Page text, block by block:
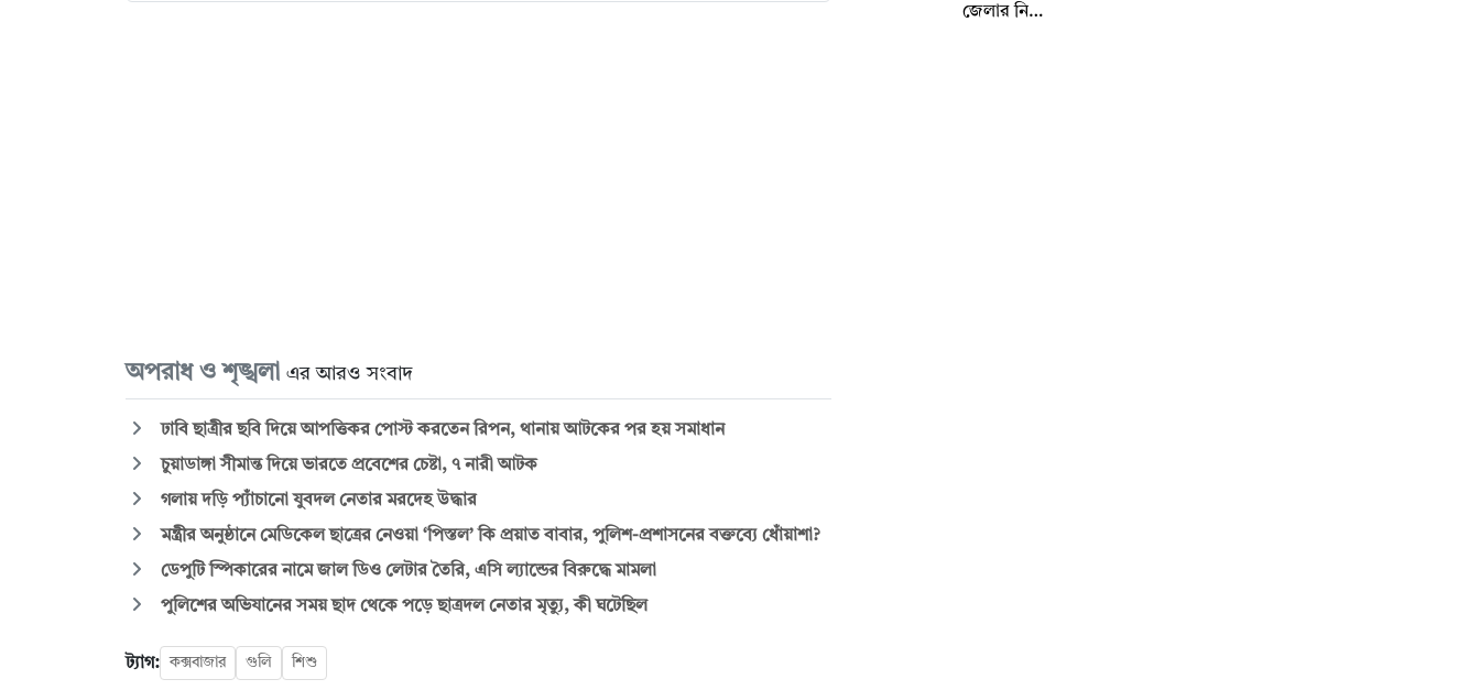
অপরাধ ও শৃঙ্খলা এর আরও সংবাদ
ঢাবি ছাত্রীর ছবি দিয়ে আপত্তিকর পোস্ট করতেন রিপন, থানায় আটকের পর হয় সমাধান
চুয়াডাঙ্গা সীমান্ত দিয়ে ভারতে প্রবেশের চেষ্টা, ৭ নারী আটক
গলায় দড়ি প্যাঁচানো যুবদল নেতার মরদেহ উদ্ধার
মন্ত্রীর অনুষ্ঠানে মেডিকেল ছাত্রের নেওয়া ‘পিস্তল’ কি প্রয়াত বাবার, পুলিশ-প্রশাসনের বক্তব্যে ধোঁয়াশা?
ডেপুটি স্পিকারের নামে জাল ডিও লেটার তৈরি, এসি ল্যান্ডের বিরুদ্ধে মামলা
পুলিশের অভিযানের সময় ছাদ থেকে পড়ে ছাত্রদল নেতার মৃত্যু, কী ঘটেছিল
ট্যাগ: কক্সবাজার গুলি শিশু
জেলার নি…